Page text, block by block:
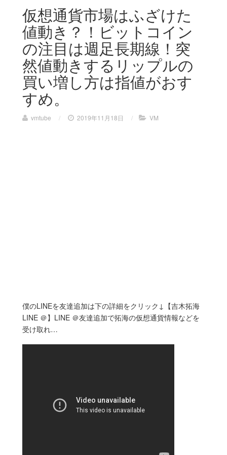
仮想通貨市場はふざけた
値動き？！ビットコイン
の注目は週足長期線！突
然値動きするリップルの
買い増し方は指値がおす
すめ。
vmtube / 2019年11月18日 / VM
僕のLINEを友達追加は下の詳細をクリック↓【吉木拓海
LINE ＠】LINE ＠友達追加で拓海の仮想通貨情報などを
受け取れ…